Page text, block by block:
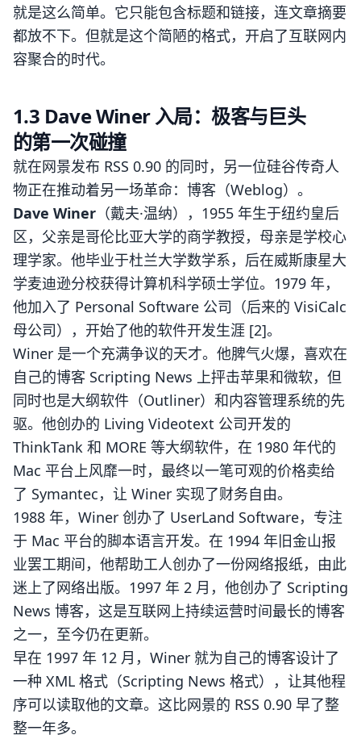
就是这么简单。它只能包含标题和链接，连文章摘要
都放不下。但就是这个简陋的格式，开启了互联网内
容聚合的时代。
1.3 Dave Winer 入局：极客与巨头
的第一次碰撞
就在网景发布 RSS 0.90 的同时，另一位硅谷传奇人
物正在推动着另一场革命：博客（Weblog）。
Dave Winer （戴夫·温纳），1955 年生于纽约皇后
区，父亲是哥伦比亚大学的商学教授，母亲是学校心
理学家。他毕业于杜兰大学数学系，后在威斯康星大
学麦迪逊分校获得计算机科学硕士学位。1979 年，
他加入了 Personal Software 公司（后来的 VisiCalc
母公司），开始了他的软件开发生涯 [2]。
Winer 是一个充满争议的天才。他脾气火爆，喜欢在
自己的博客 Scripting News 上抨击苹果和微软，但
同时也是大纲软件（Outliner）和内容管理系统的先
驱。他创办的 Living Videotext 公司开发的
ThinkTank 和 MORE 等大纲软件，在 1980 年代的
Mac 平台上风靡一时，最终以一笔可观的价格卖给
了 Symantec，让 Winer 实现了财务自由。
1988 年，Winer 创办了 UserLand Software，专注
于 Mac 平台的脚本语言开发。在 1994 年旧金山报
业罢工期间，他帮助工人创办了一份网络报纸，由此
迷上了网络出版。1997 年 2 月，他创办了 Scripting
News 博客，这是互联网上持续运营时间最长的博客
之一，至今仍在更新。
早在 1997 年 12 月，Winer 就为自己的博客设计了
一种 XML 格式（Scripting News 格式），让其他程
序可以读取他的文章。这比网景的 RSS 0.90 早了整
整一年多。